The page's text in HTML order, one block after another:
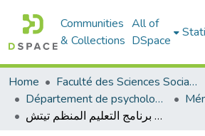
Communities
& Collections
All of
DSpace
Home
Faculté des Sciences Sociales
Département de psychologie
أثر تطبيق برنامج التعليم المنظم تيتش TEACCH في تطوير مهارات السلوك اللاتكيفي عند الطفل ذو اضطراب طيف التوحد